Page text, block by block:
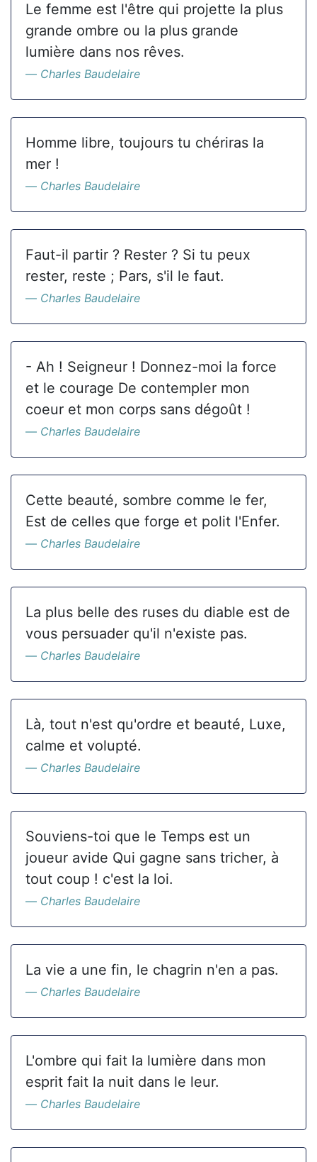
Le femme est l'être qui projette la plus
grande ombre ou la plus grande
lumière dans nos rêves.
Charles Baudelaire
Homme libre, toujours tu chériras la
mer !
Charles Baudelaire
Faut-il partir ? Rester ? Si tu peux
rester, reste ; Pars, s'il le faut.
Charles Baudelaire
- Ah ! Seigneur ! Donnez-moi la force
et le courage De contempler mon
coeur et mon corps sans dégoût !
Charles Baudelaire
Cette beauté, sombre comme le fer,
Est de celles que forge et polit l'Enfer.
Charles Baudelaire
La plus belle des ruses du diable est de
vous persuader qu'il n'existe pas.
Charles Baudelaire
Là, tout n'est qu'ordre et beauté, Luxe,
calme et volupté.
Charles Baudelaire
Souviens-toi que le Temps est un
joueur avide Qui gagne sans tricher, à
tout coup ! c'est la loi.
Charles Baudelaire
La vie a une fin, le chagrin n'en a pas.
Charles Baudelaire
L'ombre qui fait la lumière dans mon
esprit fait la nuit dans le leur.
Charles Baudelaire